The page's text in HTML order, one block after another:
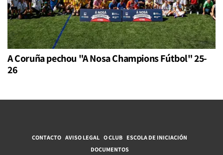
A Coruña pechou "A Nosa Champions Fútbol" 25-
26
CONTACTO AVISO LEGAL O CLUB ESCOLA DE INICIACIÓN
DOCUMENTOS